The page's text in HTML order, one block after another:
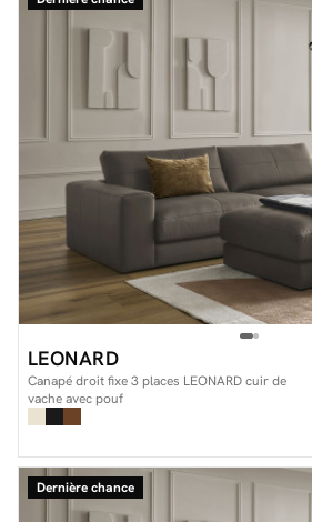
Facilité de paiements
Livraison
Aide et contact
Conseil sur mesure
Mieux nous connaître
LEONARD
Canapé droit fixe 3 places LEONARD cuir de
vache avec pouf
Dernière chance